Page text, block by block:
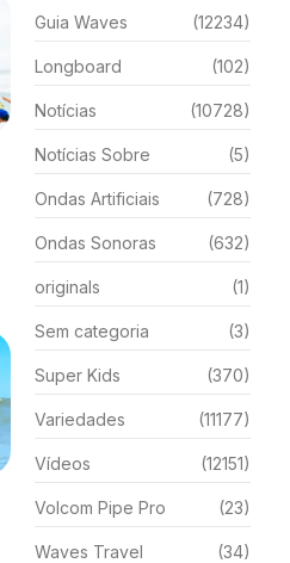
Guia Waves (12234)
Longboard (102)
Notícias (10728)
Notícias Sobre (5)
Ondas Artificiais (728)
Ondas Sonoras (632)
originals (1)
Sem categoria (3)
Super Kids (370)
Variedades (11177)
Vídeos (12151)
Volcom Pipe Pro (23)
Waves Travel (34)